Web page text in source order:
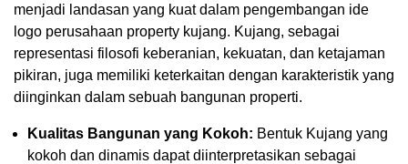
menjadi landasan yang kuat dalam pengembangan ide
logo perusahaan property kujang. Kujang, sebagai
representasi filosofi keberanian, kekuatan, dan ketajaman
pikiran, juga memiliki keterkaitan dengan karakteristik yang
diinginkan dalam sebuah bangunan properti.
Kualitas Bangunan yang Kokoh: Bentuk Kujang yang
kokoh dan dinamis dapat diinterpretasikan sebagai